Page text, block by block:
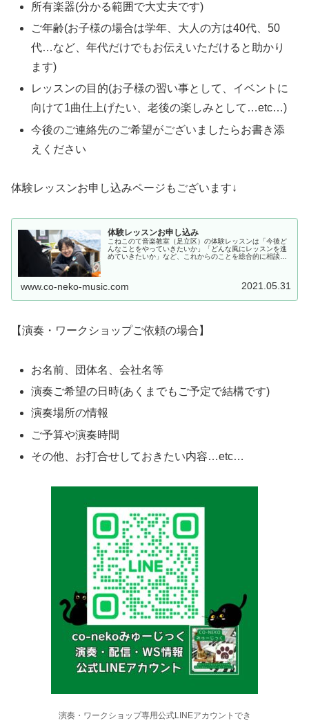
所有楽器(分かる範囲で大丈夫です)
ご年齢(お子様の場合は学年、大人の方は40代、50
代…など、年代だけでもお伝えいただけると助かり
ます)
レッスンの目的(お子様の習い事として、イベントに
向けて1曲仕上げたい、老後の楽しみとして…etc…)
今後のご連絡先のご希望がございましたらお書き添
えください
体験レッスンお申し込みページもございます↓
体験レッスンお申し込み
こねこのて音楽教室（足立区）の体験レッスンは「今後ど
んなことをやっていきたいか」「どんな風にレッスンを進
めていきたいか」など、これからのことを総合的に相談す
www.co-neko-music.com 2021.05.31
【演奏・ワークショップご依頼の場合】
お名前、団体名、会社名等
演奏ご希望の日時(あくまでもご予定で結構です)
演奏場所の情報
ご予算や演奏時間
その他、お打合せしておきたい内容…etc…
演奏・ワークショップ専用公式LINEアカウントでき